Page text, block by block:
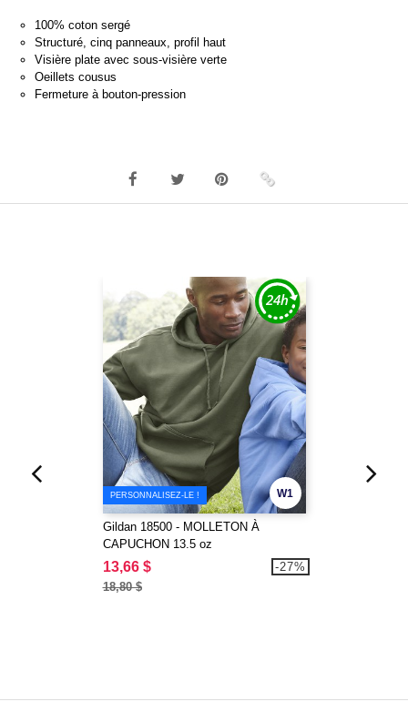
100% coton sergé
Structuré, cinq panneaux, profil haut
Visière plate avec sous-visière verte
Oeillets cousus
Fermeture à bouton-pression
W1
PERSONNALISEZ-LE !
Gildan 18500 - MOLLETON À
CAPUCHON 13.5 oz
13,66 $
18,80 $
-27%